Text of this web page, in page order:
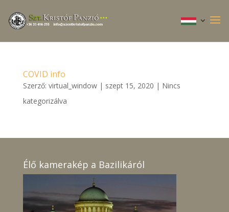
COVID info
Szerző: virtual_window| szept 15, 2020 | Nincs
kategorizálva
Élő kamerakép a Bazilikáról